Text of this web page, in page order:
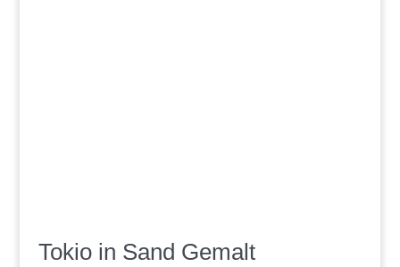
Tokio in Sand Gemalt